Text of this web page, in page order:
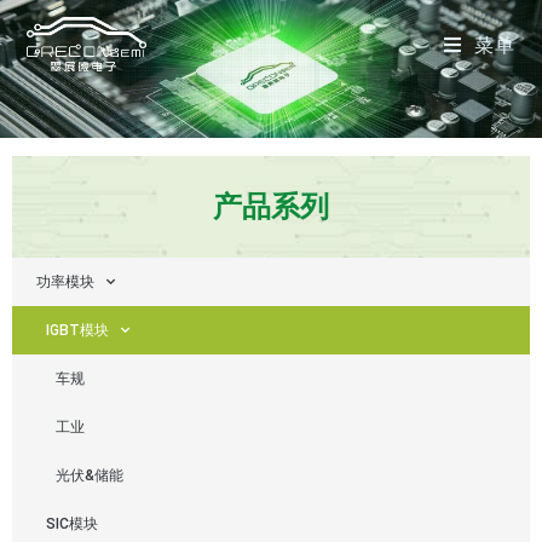
菜单
产品系列
功率模块
IGBT模块
车规
工业
光伏&储能
SIC模块